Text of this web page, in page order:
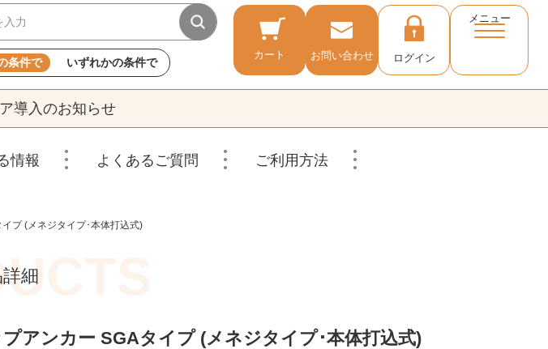
条件で いずれかの条件で
カート お問い合わせ ログイン
メニュー
導入のお知らせ
情報 よくあるご質問 ご利用方法
プ (メネジタイプ･本体打込式)
細
アンカー SGAタイプ (メネジタイプ･本体打込式)